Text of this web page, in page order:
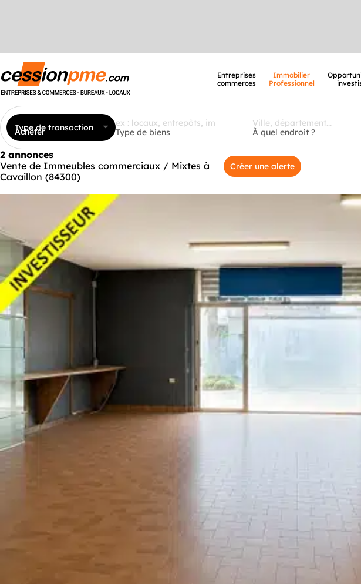
Entreprises
commerces
Immobilier
Professionnel
Type de transaction
Acheter Type de biens À quel endroit ?
2 annonces
Vente de Immeubles commerciaux / Mixtes à
Cavaillon (84300)
Créer une alerte